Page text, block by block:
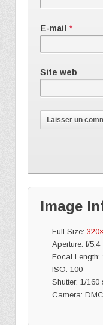
E-mail *
Site web
Image
Full Size:
Aperture: f/5.4
Focal Length:
ISO: 100
Shutter: 1/160
Camera: